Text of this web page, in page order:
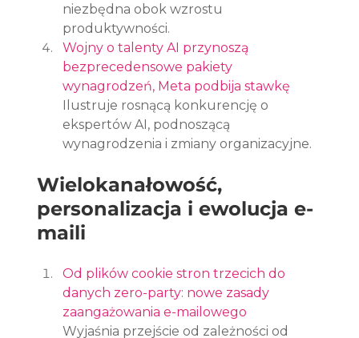
niezbędna obok wzrostu
produktywności.
Wojny o talenty AI przynoszą
bezprecedensowe pakiety
wynagrodzeń, Meta podbija stawkę
Ilustruje rosnącą konkurencję o
ekspertów AI, podnoszącą
wynagrodzenia i zmiany organizacyjne.
Wielokanałowość,
personalizacja i ewolucja e-
maili
Od plików cookie stron trzecich do
danych zero-party: nowe zasady
zaangażowania e-mailowego
Wyjaśnia przejście od zależności od